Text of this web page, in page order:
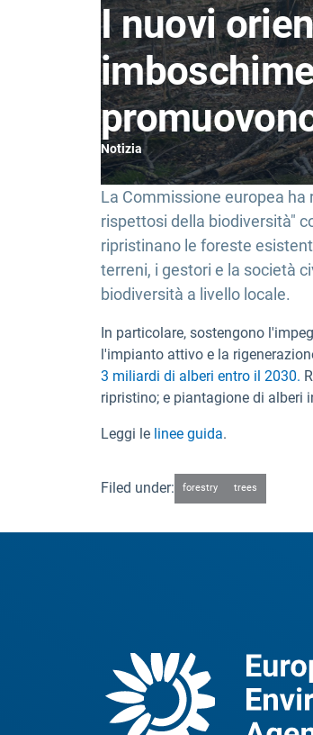
I nuovi
Notizia
La Commissione europea
rispettosi della biodiversità"
ripristinano le foreste
terreni, i gestori e la società
biodiversità a livello locale.
In particolare, sostengono
l'impianto attivo e la
3 miliardi di alberi entro il 2030.
ripristino; e piantagione di alberi
Leggi le linee guida.
Filed under: forestry trees